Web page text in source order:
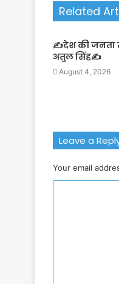
Related
✍️देश की जनता
अतुल सिंह✍️
August 4, 2026
Leave a
Your email